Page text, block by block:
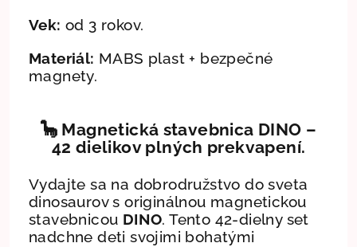
Vek: od 3 rokov.
Materiál: MABS plast + bezpečné
magnety.
🦕 Magnetická stavebnica DINO –
42 dielikov plných prekvapení.
Vydajte sa na dobrodružstvo do sveta
dinosaurov s originálnou magnetickou
stavebnicou DINO. Tento 42-dielny set
nadchne deti svojimi bohatými